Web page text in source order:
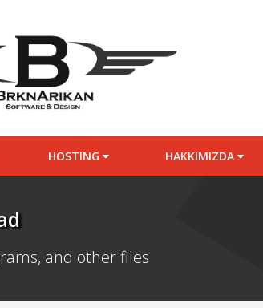
HOSTING HAKKIMIZDA
and other files